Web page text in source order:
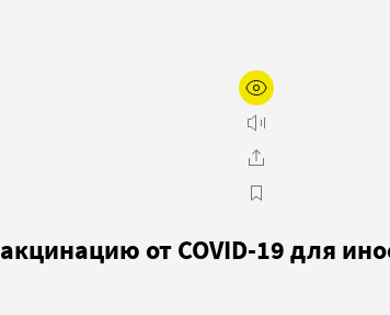
от COVID-19 для